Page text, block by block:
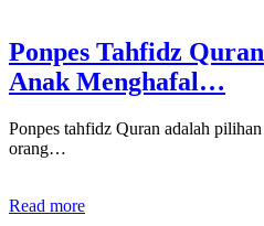
Ponpes Tahfidz
Anak Menghafal…
Ponpes tahfidz Quran adalah
orang…
Read more